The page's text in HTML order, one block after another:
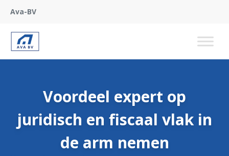
Ava-BV
Voordeel expert op
juridisch en fiscaal vlak in
de arm nemen